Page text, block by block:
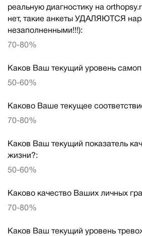
реальную диагностику на
нет, такие анкеты УДАЛЯЮТСЯ
незаполненными!!!):
70-80%
Каков Ваш текущий уровень
50-60%
Каково Ваше текущее
70-80%
Каков Ваш текущий показатель
жизни?:
50-60%
Каково качество Ваших личных
70-80%
Каков Ваш текущий уровень